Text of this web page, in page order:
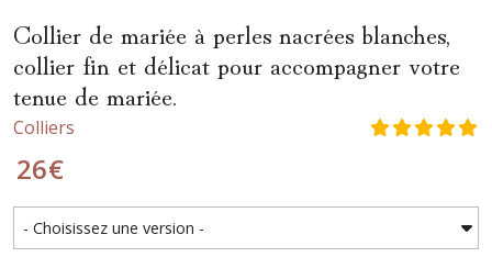
Collier de mariée à perles nacrées blanches,
collier fin et délicat pour accompagner votre
tenue de mariée.
Colliers
26€